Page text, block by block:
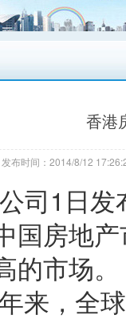
香港
发布时间：2014/8/12
司1日
国房地
市场。
来，全